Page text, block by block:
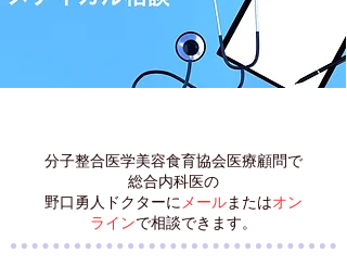
分子整合医学美容食育協会医療顧問で
総合内科医の
野口勇人ドクターに メールまたはオン
ラインで相談できます。